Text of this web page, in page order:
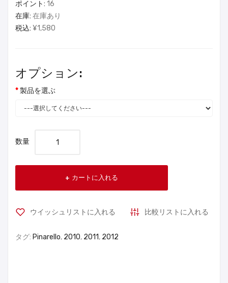
ポイント: 16
在庫: 在庫あり
税込: ¥1,580
オプション:
製品を選ぶ
数量
カートに入れる
ウイッシュリストに入れる 比較リストに入れる
タグ: Pinarello, 2010, 2011, 2012